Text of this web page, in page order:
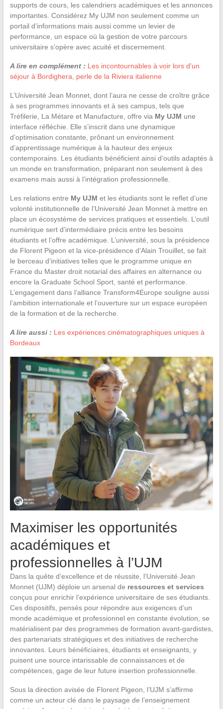
supports de cours, les calendriers académiques et les annonces
importantes. Considérez My UJM non seulement comme un
portail d’informations mais aussi comme un levier de
performance, un espace où la gestion de votre parcours
universitaire s’opère avec acuité et discernement.
A lire en complément : Les incontournables à voir lors d'un
séjour à Bordighera, perle de la Riviera italienne
L’Université Jean Monnet, dont l’aura ne cesse de croître grâce
à ses programmes innovants et à ses campus, tels que
Tréfilerie, La Métare et Manufacture, offre via My UJM une
interface réfléchie. Elle s’inscrit dans une dynamique
d’optimisation constante, prônant un environnement
d’apprentissage numérique à la hauteur des enjeux
contemporains. Les étudiants bénéficient ainsi d’outils adaptés à
un monde en transformation, préparant non seulement à des
examens mais aussi à l’intégration professionnelle.
Les relations entre My UJM et les étudiants sont le reflet d’une
volonté institutionnelle de l’Université Jean Monnet à mettre en
place un écosystème de services pratiques et essentiels. L’outil
numérique sert d’intermédiaire précis entre les besoins
étudiants et l’offre académique. L’université, sous la présidence
de Florent Pigeon et la vice-présidence d’Alain Trouillet, se fait
le berceau d’initiatives telles que le programme unique en
France du Master droit notarial des affaires en alternance ou
encore la Graduate School Sport, santé et performance.
L’engagement dans l’alliance Transform4Europe souligne aussi
l’ambition internationale et l’ouverture sur un espace européen
de la formation et de la recherche.
A lire aussi : Les expériences cinématographiques uniques à
Bordeaux
Maximiser les opportunités
académiques et
professionnelles à l’UJM
Dans la quête d’excellence et de réussite, l’Université Jean
Monnet (UJM) déploie un arsenal de ressources et services
conçus pour enrichir l’expérience universitaire de ses étudiants.
Ces dispositifs, pensés pour répondre aux exigences d’un
monde académique et professionnel en constante évolution, se
matérialisent par des programmes de formation avant-gardistes,
des partenariats stratégiques et des initiatives de recherche
innovantes. Leurs bénéficiaires, étudiants et enseignants, y
puisent une source intarissable de connaissances et de
compétences, gage de leur future insertion professionnelle.
Sous la direction avisée de Florent Pigeon, l’UJM s’affirme
comme un acteur clé dans le paysage de l’enseignement